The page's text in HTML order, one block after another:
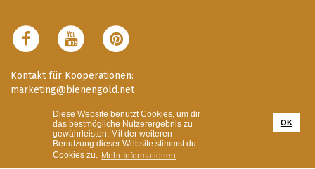
Diese Website benutzt Cookies, um dir
das bestmögliche Nutzerergebnis zu
gewährleisten. Mit der weiteren
Benutzung dieser Website stimmst du
Cookies zu. Mehr Informationen
OK
Kontakt für Kooperationen:
marketing@bienengold.net
Impressum
Datenschutzerklärung & Benutzungsrichtlinien
Bilder Credits